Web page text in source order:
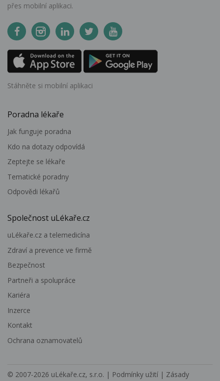
přes mobilní aplikaci.
Stáhněte si mobilní aplikaci
Poradna lékaře
Jak funguje poradna
Kdo na dotazy odpovídá
Zeptejte se lékaře
Tematické poradny
Odpovědi lékařů
Společnost uLékaře.cz
uLékaře.cz a telemedicína
Zdraví a prevence ve firmě
Bezpečnost
Partneři a spolupráce
Kariéra
Inzerce
Kontakt
Ochrana oznamovatelů
© 2007-2026 uLékaře.cz, s.r.o. | Podmínky užití | Zásady